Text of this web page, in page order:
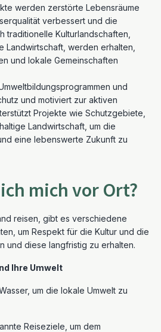
werden zerstörte Lebensräume
verbessert und die
traditionelle Kulturlandschaften,
Landwirtschaft, werden erhalten,
und lokale Gemeinschaften
und
und motiviert zur aktiven
Projekte wie Schutzgebiete,
Landwirtschaft, um die
eine lebenswerte Zukunft zu
mich vor Ort?
reisen, gibt es verschiedene
um Respekt für die Kultur und die
und diese langfristig zu erhalten.
Ihre Umwelt
um die lokale Umwelt zu
Reiseziele, um dem